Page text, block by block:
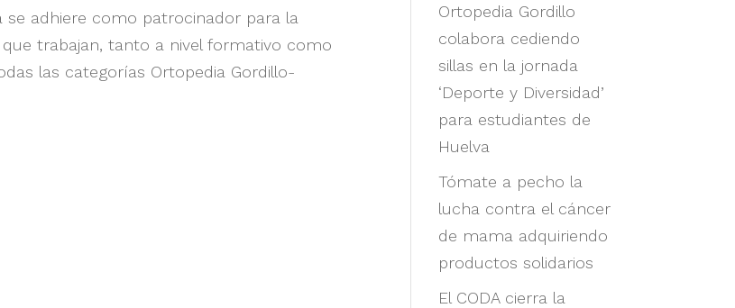
se adhiere como patrocinador para la
trabajan, tanto a nivel formativo como
las categorías Ortopedia Gordillo-
Ortopedia Gordillo
colabora cediendo
sillas en la jornada
‘Deporte y Diversidad’
para estudiantes de
Huelva
Tómate a pecho la
lucha contra el cáncer
de mama adquiriendo
productos solidarios
El CODA cierra la